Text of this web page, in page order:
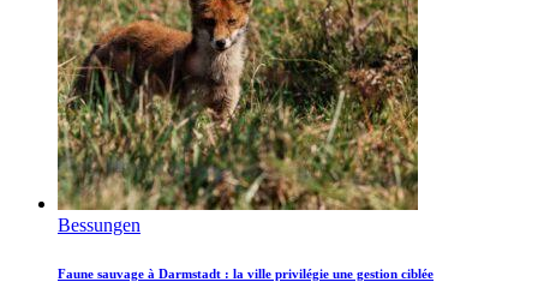
Bessungen
Faune sauvage à Darmstadt : la ville privilégie une gestion ciblée